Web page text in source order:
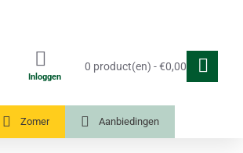
Inloggen
0 product(en) - €0,00
Zomer Aanbiedingen